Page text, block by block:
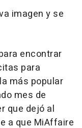
imagen y se
encontrar
para
más popular
mes de
que dejó al
a que MiAffaire